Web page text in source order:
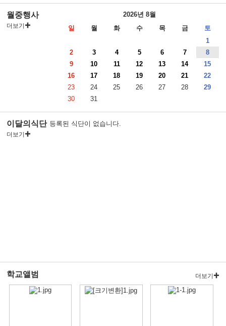
월중행사
더보기
2026년 8월
일
월 화 수 목 금
토
1
2
3 4 5 6 7
8
9
10 11 12 13 14
15
16
17 18 19 20 21
22
23
24 25 26 27 28
29
30
31
이달의식단
더보기
등록된 식단이 없습니다.
학교앨범 더보기